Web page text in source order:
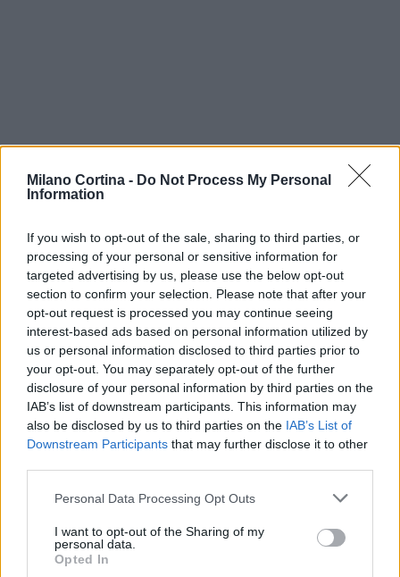
Milano Cortina - Do Not Process My Personal
Information
If you wish to opt-out of the sale, sharing to third parties, or
processing of your personal or sensitive information for
targeted advertising by us, please use the below opt-out
section to confirm your selection. Please note that after your
opt-out request is processed you may continue seeing
interest-based ads based on personal information utilized by
us or personal information disclosed to third parties prior to
your opt-out. You may separately opt-out of the further
disclosure of your personal information by third parties on the
IAB’s list of downstream participants. This information may
also be disclosed by us to third parties on the IAB’s List of
Downstream Participants that may further disclose it to other
Please note that this website/app uses one or more Google
not limited to your visit or usage behaviour. You may click to
grant or deny consent to Google and its third-party tags to
use your data for below specified purposes in below Google
Personal Data Processing Opt Outs
I want to opt-out of the Sharing of my
personal data.
Opted In
Continua a leggere
MILANOCORTINA26 (I LUOGHI)